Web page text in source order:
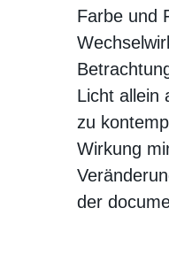
Farbe und
Licht allein
zu
Wirkung
der